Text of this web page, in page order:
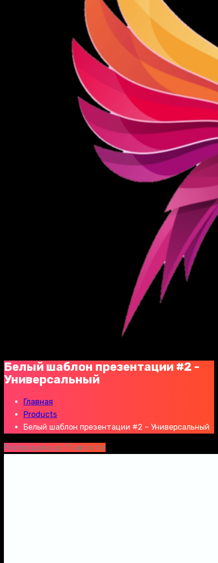
Белый шаблон презентации #2 -
Универсальный
Главная
Products
Белый шаблон презентации #2 – Универсальный
Распродажа до 11 августа!